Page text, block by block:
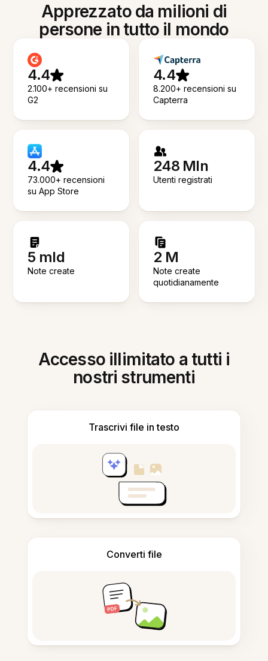
Apprezzato da milioni di
persone in tutto il mondo
4.4
2.100+ recensioni su
G2
4.4
8.200+ recensioni su
Capterra
4.4
73.000+ recensioni
su App Store
248 Mln
Utenti registrati
5 mld
Note create
2 M
Note create
quotidianamente
Accesso illimitato a tutti i
nostri strumenti
Trascrivi file in testo
Converti file